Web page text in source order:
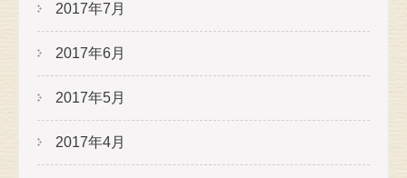
2017年7月
2017年6月
2017年5月
2017年4月